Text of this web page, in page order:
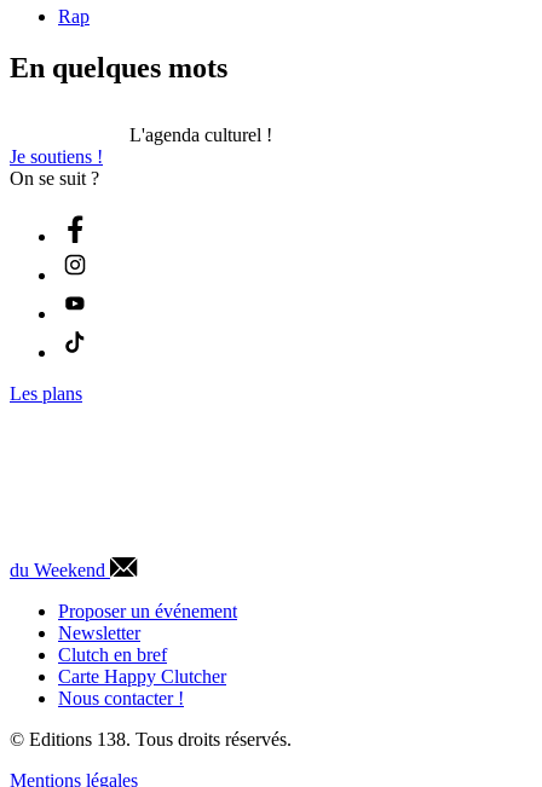
Rap
En quelques mots
L'agenda culturel !
Je soutiens !
On se suit ?
Les plans
du Weekend
Proposer un événement
Newsletter
Clutch en bref
Carte Happy Clutcher
Nous contacter !
© Editions 138. Tous droits réservés.
Mentions légales